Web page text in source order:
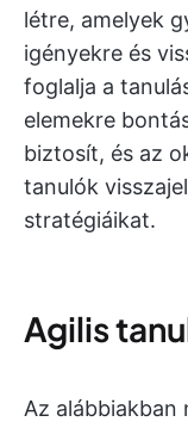
létre, amelyek
igényekre és
foglalja a
elemekre
biztosít, és az
tanulók
stratégiáikat.
Agilis
Az alábbiakban